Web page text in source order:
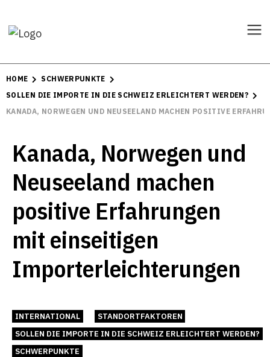
HOME
SCHWERPUNKTE
SOLLEN DIE IMPORTE IN DIE SCHWEIZ ERLEICHTERT WERDEN?
KANADA, NORWEGEN UND NEUSEELAND MACHEN POSITIVE
Kanada, Norwegen und
Neuseeland machen
positive Erfahrungen
mit einseitigen
Importerleichterungen
INTERNATIONAL
STANDORTFAKTOREN
SOLLEN DIE IMPORTE IN DIE SCHWEIZ ERLEICHTERT WERDEN?
SCHWERPUNKTE